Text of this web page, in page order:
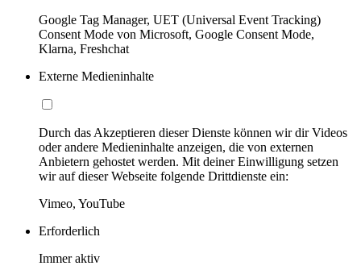
Google Tag Manager, UET (Universal Event Tracking)
Consent Mode von Microsoft, Google Consent Mode,
Klarna, Freshchat
Externe Medieninhalte
Durch das Akzeptieren dieser Dienste können wir dir Videos
oder andere Medieninhalte anzeigen, die von externen
Anbietern gehostet werden. Mit deiner Einwilligung setzen
wir auf dieser Webseite folgende Drittdienste ein:
Vimeo, YouTube
Erforderlich
Immer aktiv